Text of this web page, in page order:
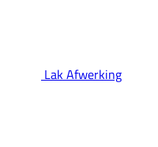
Lak Afwerking